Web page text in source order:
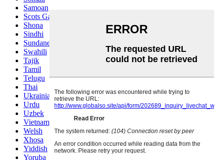
Samoan
Scots Gaelic
Shona
Sindhi
Sundanese
Swahili
Tajik
Tamil
Telugu
Thai
Ukrainian
Urdu
Uzbek
Vietnamese
Welsh
Xhosa
Yiddish
Yoruba